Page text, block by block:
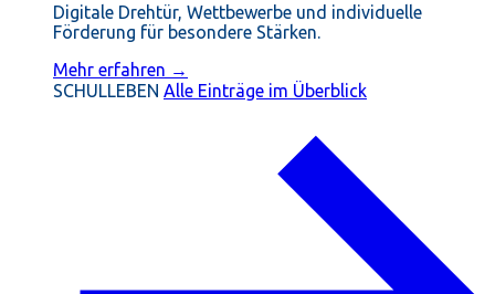
Digitale Drehtür, Wettbewerbe und individuelle
Förderung für besondere Stärken.
Mehr erfahren →
SCHULLEBEN Alle Einträge im Überblick